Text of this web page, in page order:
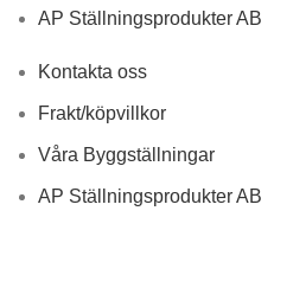
AP Ställningsprodukter AB
Kontakta oss
Frakt/köpvillkor
Våra Byggställningar
AP Ställningsprodukter AB